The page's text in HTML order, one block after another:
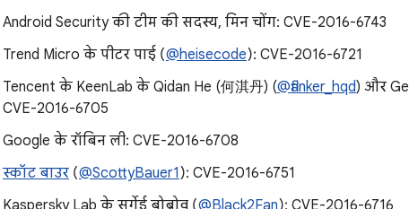
Android Security की टीम की सदस्य, मिन चोंग: CVE-2016-6743
Trend Micro के पीटर पाई (@heisecode): CVE-2016-6721
Tencent के KeenLab के Qidan He (何淇丹) (@flanker_hqd) और
CVE-2016-6705
Google के रॉबिन ली: CVE-2016-6708
स्कॉट बाउर (@ScottyBauer1 ): CVE-2016-6751
Kaspersky Lab के सर्गेई बोब्रोव (@Black2Fan): CVE-2016-6716